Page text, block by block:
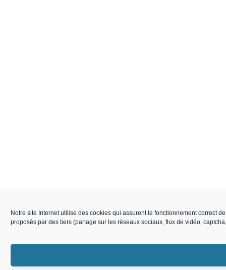
Notre site Internet utilise des cookies qui assurent le fonctionnement correct
proposés par des tiers (partage sur les réseaux sociaux, flux de vidéo,